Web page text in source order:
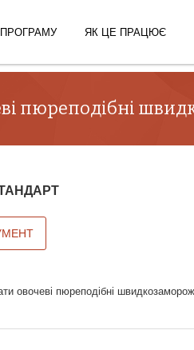
ЯК ЦЕ ПРАЦЮЄ
пюреподібні
овочеві пюреподібні